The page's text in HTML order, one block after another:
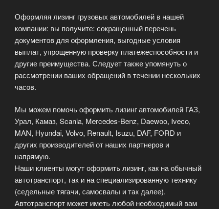
Оформляя лизинг грузовых автомобилей в нашей
компании: вы получите: сокращенный перечень
документов для оформления, выгодные условия
выплат, упрощенную проверку платежеспособности и
другие преимущества. Следует также упомянуть о
рассмотрении ваших обращений в течении нескольких
часов.
Мы можем помочь оформить лизинг автомобилей ГАЗ,
Урал, Камаз, Scania, Mercedes-Benz, Daewoo, Iveco,
MAN, Hyundai, Volvo, Renault, Isuzu, DAF, FORD и
других производителей от наших партнеров и
напрямую.
Наши клиенты могут оформить лизинг, как на обычный
автотранспорт, так и на специализированную технику
(седельные тягачи, самосвалы и так далее).
Автотранспорт может иметь любой необходимый вам